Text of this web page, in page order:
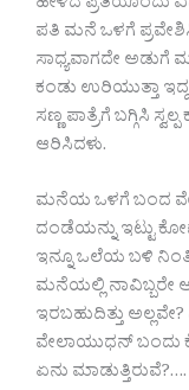
ಪತಿ ಮನೆ ಒಳಗೆ
ಸಾಧ್ಯವಾಗದೇ ಅಡುಗೆ
ಕಂಡು ಉರಿಯುತ್ತಾ
ಸಣ್ಣ ಪಾತ್ರೆಗೆ ಬಗ್ಗಿಸಿ
ಆರಿಸಿದಳು.
ಮನೆಯ ಒಳಗೆ ಬಂದ
ದಂಡೆಯನ್ನು ಇಟ್ಟು
ಇನ್ನೂ ಒಲೆಯ ಬಳಿ
ಮನೆಯಲ್ಲಿ ನಾವಿಬ್ಬರೇ
ಇರಬಹುದಿತ್ತು
ವೇಲಾಯುಧನ್ ಬಂದು
ಏನು